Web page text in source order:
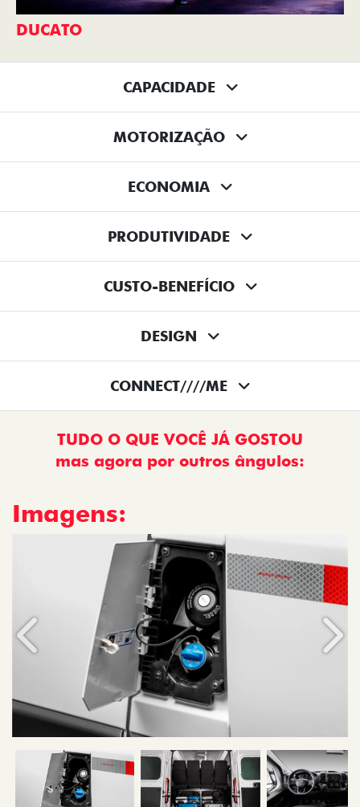
DUCATO
CAPACIDADE
MOTORIZAÇÃO
ECONOMIA
PRODUTIVIDADE
CUSTO-BENEFÍCIO
DESIGN
CONNECT////ME
TUDO O QUE VOCÊ JÁ GOSTOU
mas agora por outros ângulos:
Imagens:
Anterior